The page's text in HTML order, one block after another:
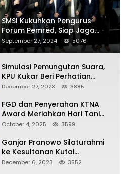
SMSI Kukuhkan Pengurus
Forum Pemred, Siap Jaga
Kualitas Media Daring di
Indonesia
September 27, 2024 5076
Simulasi Pemungutan Suara,
KPU Kukar Beri Perhatian
Penyandang Disabilitas
December 27, 2023 3885
FGD dan Penyerahan KTNA
Award Meriahkan Hari Tani
Nasional di Kukar
October 4, 2025 3599
Ganjar Pranowo Silaturahmi
ke Kesultanan Kutai
Kartanegara
December 6, 2023 3552